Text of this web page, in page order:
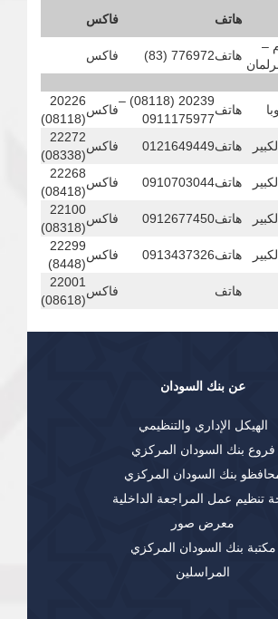
هاتف
فاكس
–
هاتف776972 (83)
فاكس
هاتف
20239 (08118) –
0911175977
فاكس
20226
(08118)
هاتف0121649449 فاكس
22272
(08338)
هاتف0910703044 فاكس
22268
(08418)
هاتف0912677450 فاكس
22100
(08318)
هاتف0913437326 فاكس
22299
(8448)
هاتف فاكس
22001
(08618)
عن بنك السودان
الهيكل الإداري والتنظيمي
فروع بنك السودان المركزي
بنك السودان المركزي
تنظيم عمل المراجعة الداخلية
معرض صور
مكتبة بنك السودان المركزي
المراسلين